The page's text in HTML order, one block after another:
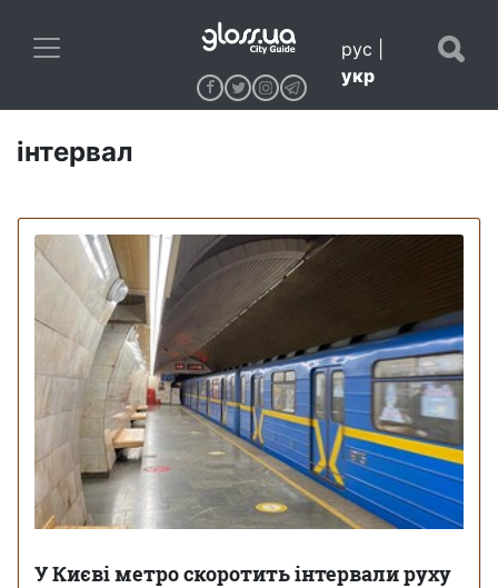
рус
укр
інтервал
У Києві метро скоротить інтервали руху